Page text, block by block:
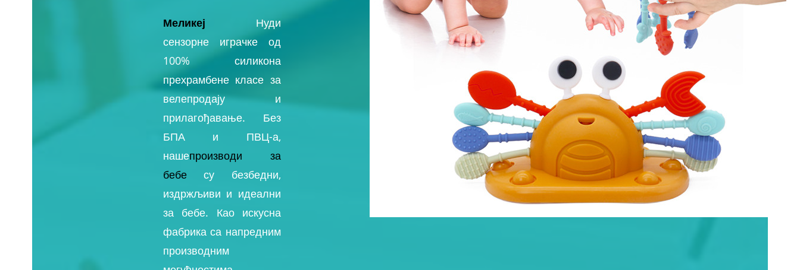
Меликеј
Нуди
сензорне играчке од
100% силикона
прехрамбене класе за
велепродају и
прилагођавање. Без
БПА и ПВЦ-а,
нашепроизводи за
бебе
су безбедни,
издржљиви и идеални
за бебе. Као искусна
фабрика са напредним
производним